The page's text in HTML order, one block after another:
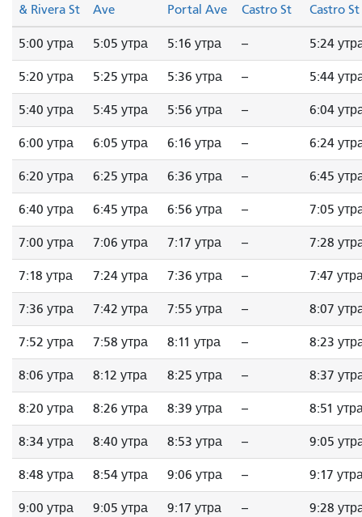
& Rivera St
Ave
Portal Ave
Castro St
Castro St
5:00 утра 5:05 утра 5:16 утра -- 5:24
5:20 утра 5:25 утра 5:36 утра -- 5:44
5:40 утра 5:45 утра 5:56 утра -- 6:04
6:00 утра 6:05 утра 6:16 утра -- 6:24
6:20 утра 6:25 утра 6:36 утра -- 6:45
6:40 утра 6:45 утра 6:56 утра -- 7:05
7:00 утра 7:06 утра 7:17 утра -- 7:28
7:18 утра 7:24 утра 7:36 утра -- 7:47
7:36 утра 7:42 утра 7:55 утра -- 8:07
7:52 утра 7:58 утра 8:11 утра -- 8:23
8:06 утра 8:12 утра 8:25 утра -- 8:37
8:20 утра 8:26 утра 8:39 утра -- 8:51
8:34 утра 8:40 утра 8:53 утра -- 9:05
8:48 утра 8:54 утра 9:06 утра -- 9:17
9:00 утра 9:05 утра 9:17 утра -- 9:28